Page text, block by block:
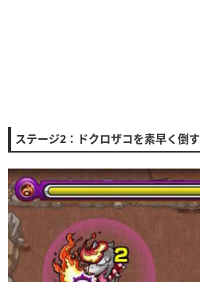
ステージ2：ドクロザコを素早く倒す